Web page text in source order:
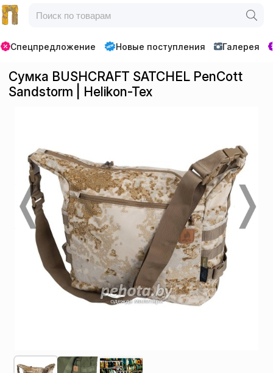
Спецпредложение Новые поступления Галерея
Сумка BUSHCRAFT SATCHEL PenCott
Sandstorm | Helikon-Tex